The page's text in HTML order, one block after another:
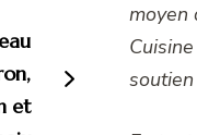
moyen